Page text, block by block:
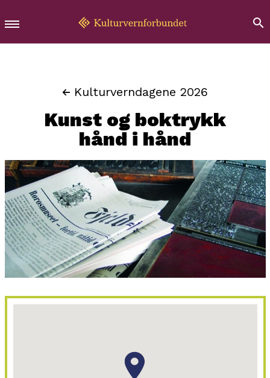
Kulturverndagene 2026
Kunst og boktrykk
hånd i hånd